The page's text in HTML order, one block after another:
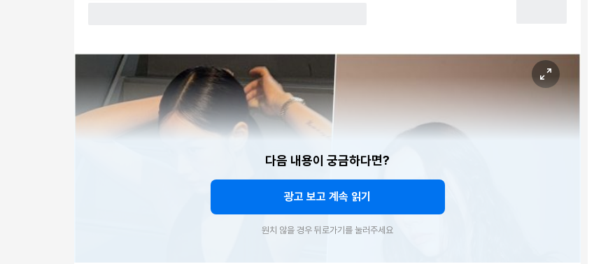
다음 내용이 궁금하다면?
광고 보고 계속 읽기
원치 않을 경우 뒤로가기를 눌러주세요